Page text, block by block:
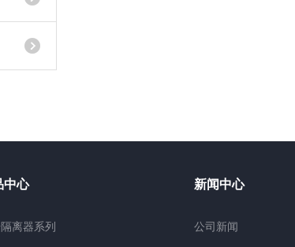
中心
离器系列
新闻中心
公司新闻